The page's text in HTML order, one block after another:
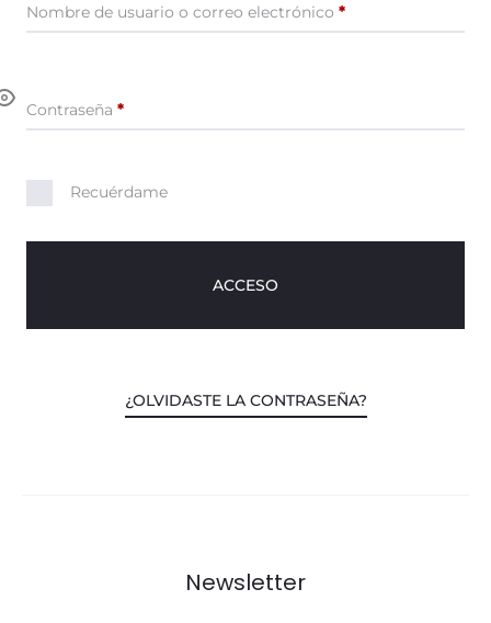
c
c
o
u
n
Nombre de usuario o correo electrónico *Obligatorio
Contraseña *Obligatorio
Recuérdame
ACCESO
¿OLVIDASTE LA CONTRASEÑA?
Newsletter